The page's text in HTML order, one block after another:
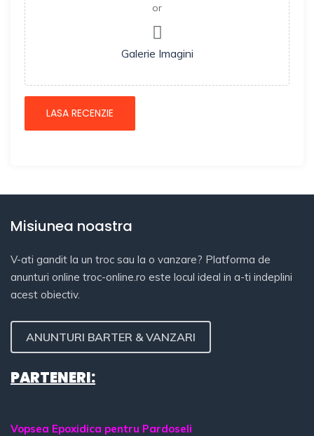
or
Galerie Imagini
Misiunea noastra
V-ati gandit la un troc sau la o vanzare? Platforma de
anunturi online troc-online.ro este locul ideal in a-ti indeplini
acest obiectiv.
ANUNTURI BARTER & VANZARI
PARTENERI:
Vopsea Epoxidica pentru Pardoseli